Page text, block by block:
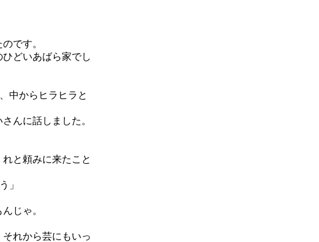
です。
どいあばら家でし
中からヒラヒラと
んに話しました。
と頼みに来たこと
」
じゃ。
れから芸にもいっ